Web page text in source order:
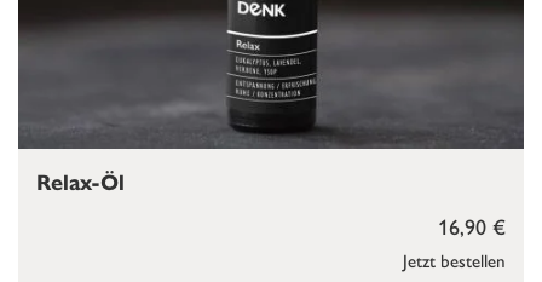
Jetzt bestellen
16,90 €
Relax-Öl